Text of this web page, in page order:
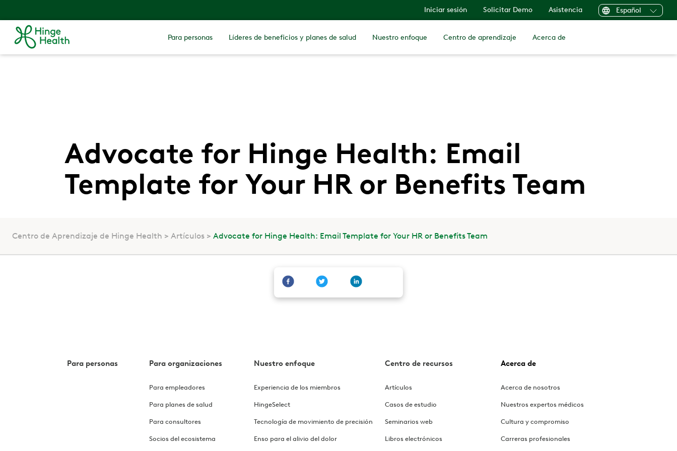
Iniciar sesión Solicitar Demo Asistencia Español
Para personas Líderes de beneficios y planes de salud Nuestro enfoque Centro de aprendizaje Acerca de
Advocate for Hinge Health: Email
Template for Your HR or Benefits Team
Centro de Aprendizaje de Hinge Health Artículos Advocate for Hinge Health: Email Template for Your HR or Benefits Team
Para personas Para organizaciones
Para empleadores
Para planes de salud
Para consultores
Socios del ecosistema
Nuestro enfoque
Experiencia de los miembros
HingeSelect
Tecnología de movimiento de precisión
Enso para el alivio del dolor
Centro de recursos
Artículos
Casos de estudio
Seminarios web
Libros electrónicos
Acerca de
Acerca de nosotros
Nuestros expertos médicos
Cultura y compromiso
Carreras profesionales